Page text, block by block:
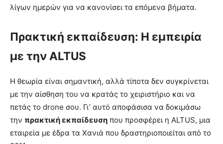
λίγων ημερών για να κανονίσει τα επόμενα βήματα.
Πρακτική εκπαίδευση: Η εμπειρία
με την ALTUS
Η θεωρία είναι σημαντική, αλλά τίποτα δεν συγκρίνεται
με την αίσθηση του να κρατάς το χειριστήριο και να
πετάς το drone σου. Γι’ αυτό αποφάσισα να δοκιμάσω
την πρακτική εκπαίδευση που προσφέρει η ALTUS, μια
εταιρεία με έδρα τα Χανιά που δραστηριοποιείται από το